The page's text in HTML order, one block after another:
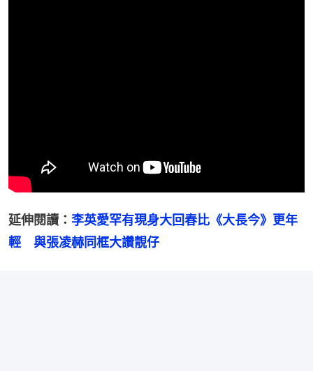
延伸閱讀： 李英愛罕有現身大回春比《大長今》更年
輕　與張凌赫同框大讚靚仔